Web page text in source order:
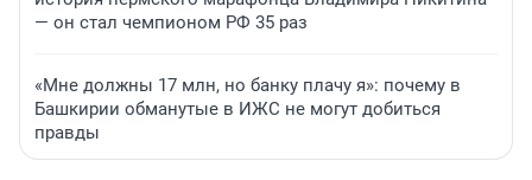
— он стал чемпионом РФ 35 раз
«Мне должны 17 млн, но банку плачу я»: почему в
Башкирии обманутые в ИЖС не могут добиться
правды